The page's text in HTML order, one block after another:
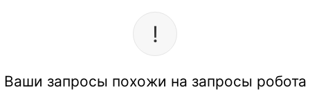
Ваши запросы похожи на запросы робота